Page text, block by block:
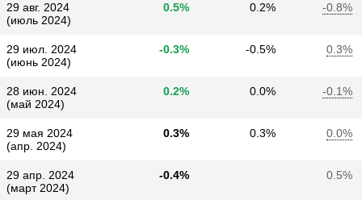
29 авг. 2024
(июль 2024)
0.5% 0.2% -0.8%
29 июл. 2024
(июнь 2024)
-0.3% -0.5% 0.3%
28 июн. 2024
(май 2024)
0.2% 0.0% -0.1%
29 мая 2024
(апр. 2024)
0.3% 0.3% 0.0%
29 апр. 2024
(март 2024)
-0.4% 0.5%